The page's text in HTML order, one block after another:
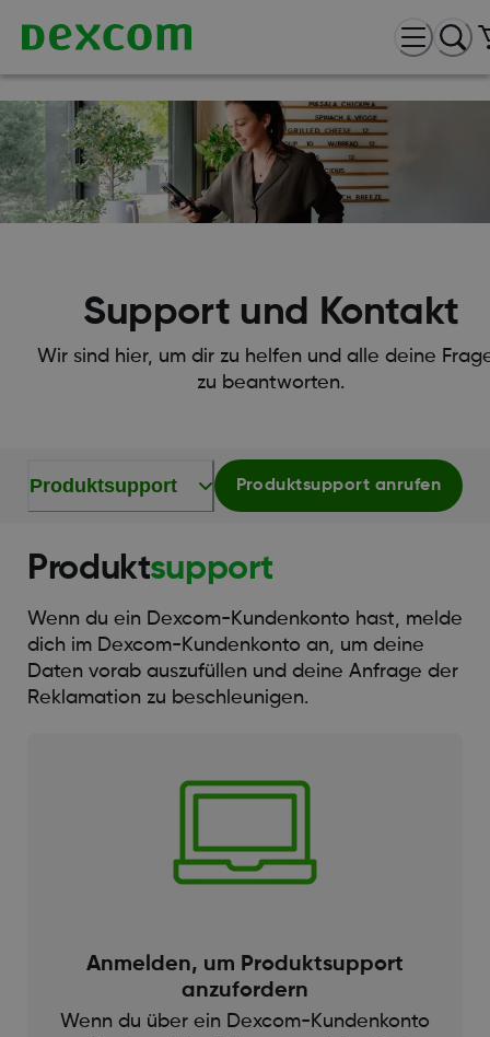
Support und Kontakt
Wir sind hier, um dir zu helfen und alle deine
zu beantworten.
Produktsupport Produktsupport anrufen
Produktsupport
Wenn du ein Dexcom-Kundenkonto hast, melde
dich im Dexcom-Kundenkonto an, um deine
Daten vorab auszufüllen und deine Anfrage der
Reklamation zu beschleunigen.
Anmelden, um Produktsupport
anzufordern
Wenn du über ein Dexcom-Kundenkonto